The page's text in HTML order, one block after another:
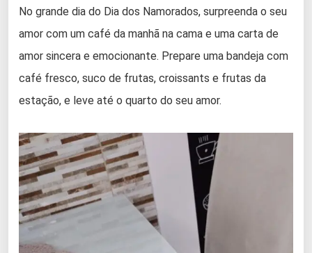
No grande dia do Dia dos Namorados, surpreenda o seu
amor com um café da manhã na cama e uma carta de
amor sincera e emocionante. Prepare uma bandeja com
café fresco, suco de frutas, croissants e frutas da
estação, e leve até o quarto do seu amor.